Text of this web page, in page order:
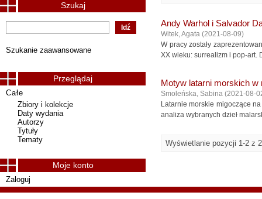
Andy Warhol i Salvador
Witek, Agata (2021-08-09)
W pracy zostały
XX wieku: surrealizm i pop-art.
Motyw latarni morskich
Smoleńska, Sabina (2021-08-
Latarnie morskie migoczące
analiza wybranych dzieł
Wyświetlanie pozycji 1-2 z 2
Szukaj
Szukanie zaawansowane
Przeglądaj
Całe
Zbiory i kolekcje
Daty wydania
Autorzy
Tytuły
Tematy
Moje konto
Zaloguj